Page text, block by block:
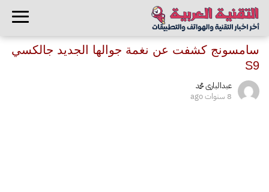
سامسونج كشفت عن نغمة جوالها الجديد جالكسي
S9
عبدالبارى محمد
8 سنوات ago